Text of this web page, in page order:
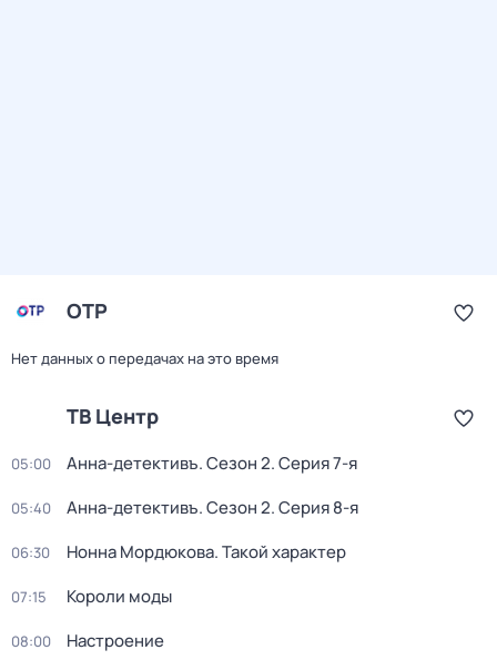
ОТР
Нет данных о передачах на это время
ТВ Центр
05:00 Анна-детективъ. Сезон 2. Серия 7-я
05:40 Анна-детективъ. Сезон 2. Серия 8-я
06:30 Нонна Мордюкова. Такой характер
07:15 Короли моды
08:00 Настроение